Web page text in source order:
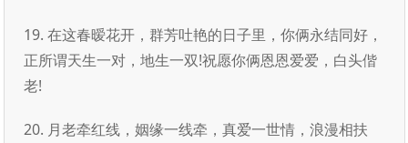
19. 在这春暧花开，群芳吐艳的日子里，你俩永结同好，
正所谓天生一对，地生一双!祝愿你俩恩恩爱爱，白头偕
老!
20. 月老牵红线，姻缘一线牵，真爱一世情，浪漫相扶